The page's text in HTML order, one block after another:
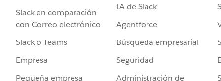
Slack en comparación
con Correo electrónico
Slack o Teams
Empresa
Pequeña empresa
IA de Slack
Agentforce
Búsqueda empresarial
Seguridad
Administración de